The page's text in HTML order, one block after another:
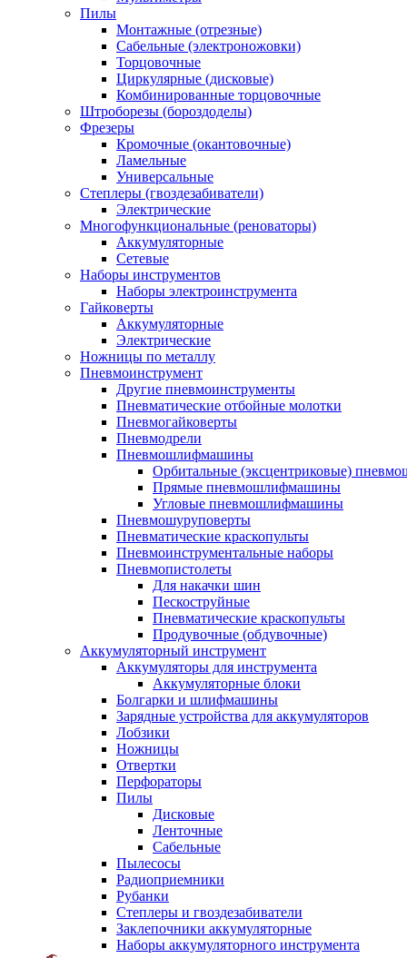
Пилы
Монтажные (отрезные)
Сабельные (электроножовки)
Торцовочные
Циркулярные (дисковые)
Комбинированные торцовочные
Штроборезы (бороздоделы)
Фрезеры
Кромочные (окантовочные)
Ламельные
Универсальные
Степлеры (гвоздезабиватели)
Электрические
Многофункциональные (реноваторы)
Аккумуляторные
Сетевые
Наборы инструментов
Наборы электроинструмента
Гайковерты
Аккумуляторные
Электрические
Ножницы по металлу
Пневмоинструмент
Другие пневмоинструменты
Пневматические отбойные молотки
Пневмогайковерты
Пневмодрели
Пневмошлифмашины
Орбитальные (эксцентриковые)
Прямые пневмошлифмашины
Угловые пневмошлифмашины
Пневмошуруповерты
Пневматические краскопульты
Пневмоинструментальные наборы
Пневмопистолеты
Для накачки шин
Пескоструйные
Пневматические краскопульты
Продувочные (обдувочные)
Аккумуляторный инструмент
Аккумуляторы для инструмента
Аккумуляторные блоки
Болгарки и шлифмашины
Зарядные устройства для аккумуляторов
Лобзики
Ножницы
Отвертки
Перфораторы
Пилы
Дисковые
Ленточные
Сабельные
Пылесосы
Радиоприемники
Рубанки
Степлеры и гвоздезабиватели
Заклепочники аккумуляторные
Наборы аккумуляторного инструмента